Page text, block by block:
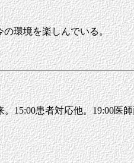
環境を楽しんでいる。
15:00患者対応他。19:00医